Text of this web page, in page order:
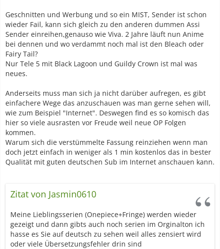
Geschnitten und Werbung und so ein MIST, Sender ist schon
wieder Fail, kann sich gleich zu den anderen dummen Assi
Sender einreihen,genauso wie Viva. 2 Jahre läuft nun Anime
bei dennen und wo verdammt noch mal ist den Bleach oder
Fairy Tail?
Nur Tele 5 mit Black Lagoon und Guildy Crown ist mal was
neues.
Anderseits muss man sich ja nicht darüber aufregen, es gibt
einfachere Wege das anzuschauen was man gerne sehen will,
wie zum Beispiel "Internet". Deswegen find es so komisch das
hier so viele ausrasten vor Freude weil neue OP Folgen
kommen.
Warum sich die verstümmelte Fassung reinziehen wenn man
doch jetzt einfach in weniger als 1 min kostenlos das in bester
Qualität mit guten deutschen Sub im Internet anschauen kann.
Zitat von Jasmin0610
Meine Lieblingsserien (Onepiece+Fringe) werden wieder
gezeigt und dann gibts auch noch serien im Orginalton ich
hasse es Sie auf deutsch zu sehen weil alles zensiert wird
oder viele Übersetzungsfehler drin sind